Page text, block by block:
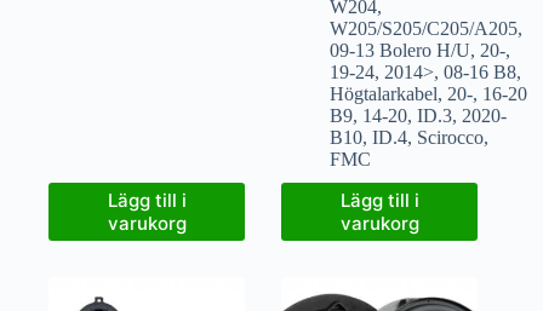
Lägg till i
varukorg
W204,
W205/S205/C205/A205,
09-13 Bolero H/U, 20-,
19-24, 2014>,08-16 B8,
Högtalarkabel, 20-, 16-20
B9, 14-20,ID.3, 2020-
B10,ID.4, Scirocco,
FMC
Lägg till i
varukorg